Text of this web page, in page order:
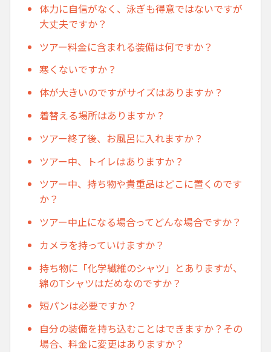
体力に自信がなく、泳ぎも得意ではないですが
大丈夫ですか？
ツアー料金に含まれる装備は何ですか？
寒くないですか？
体が大きいのですがサイズはありますか？
着替える場所はありますか？
ツアー終了後、お風呂に入れますか？
ツアー中、トイレはありますか？
ツアー中、持ち物や貴重品はどこに置くのです
か？
ツアー中止になる場合ってどんな場合ですか？
カメラを持っていけますか？
持ち物に「化学繊維のシャツ」とありますが、
綿のTシャツはだめなのですか？
短パンは必要ですか？
自分の装備を持ち込むことはできますか？その
場合、料金に変更はありますか？